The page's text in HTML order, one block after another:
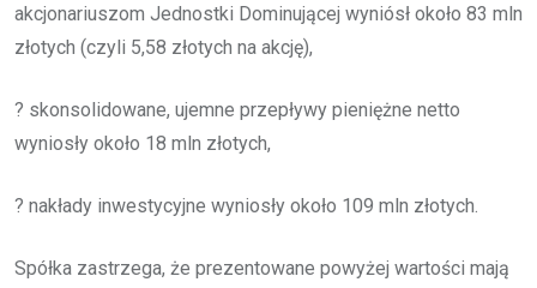
akcjonariuszom Jednostki Dominującej wyniósł około 83 mln
złotych (czyli 5,58 złotych na akcję),
? skonsolidowane, ujemne przepływy pieniężne netto
wyniosły około 18 mln złotych,
? nakłady inwestycyjne wyniosły około 109 mln złotych.
Spółka zastrzega, że prezentowane powyżej wartości mają